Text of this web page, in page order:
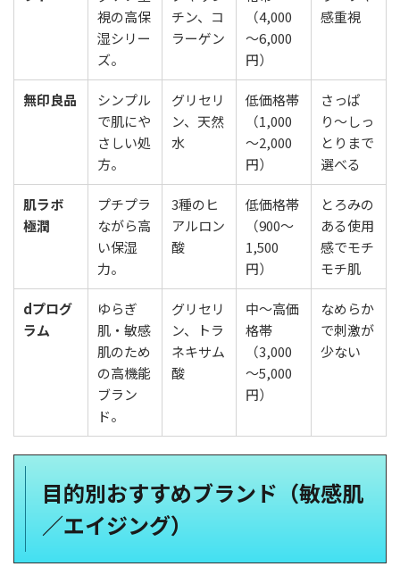
視の高保
湿シリー
ズ。
チン、コ
ラーゲン
（4,000
〜6,000
円）
感重視
無印良品
シンプル
で肌にや
さしい処
方。
グリセリ
ン、天然
水
低価格帯
（1,000
〜2,000
円）
さっぱ
り〜しっ
とりまで
選べる
肌ラボ
極潤
プチプラ
ながら高
い保湿
力。
3種のヒ
アルロン
酸
低価格帯
（900〜
1,500
円）
とろみの
ある使用
感でモチ
モチ肌
dプログ
ラム
ゆらぎ
肌・敏感
肌のため
の高機能
ブラン
ド。
グリセリ
ン、トラ
ネキサム
酸
中〜高価
格帯
（3,000
〜5,000
円）
なめらか
で刺激が
少ない
目的別おすすめブランド（敏感肌
／エイジング）